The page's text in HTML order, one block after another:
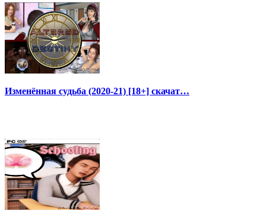
Изменённая судьба (2020-21) [18+] скачат…